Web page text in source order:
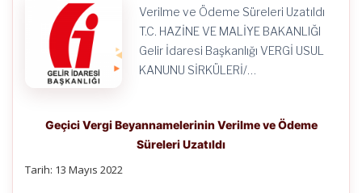
Verilme ve Ödeme Süreleri Uzatıldı
T.C. HAZİNE VE MALİYE BAKANLIĞI
Gelir İdaresi Başkanlığı VERGİ USUL
KANUNU SİRKÜLERİ/…
Geçici Vergi Beyannamelerinin Verilme ve Ödeme
Süreleri Uzatıldı
Tarih: 13 Mayıs 2022